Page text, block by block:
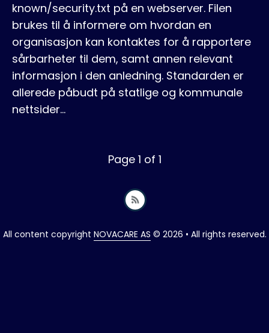
known/security.txt på en webserver. Filen
brukes til å informere om hvordan en
organisasjon kan kontaktes for å rapportere
sårbarheter til dem, samt annen relevant
informasjon i den anledning. Standarden er
allerede påbudt på statlige og kommunale
nettsider…
Page 1 of 1
All content copyright NOVACARE AS © 2026 • All rights reserved.